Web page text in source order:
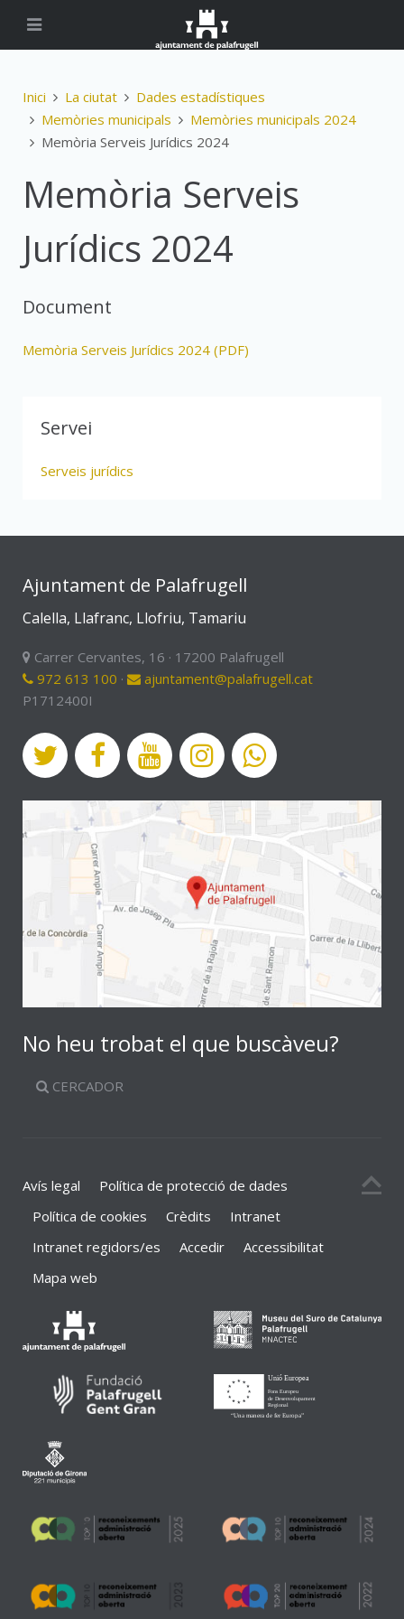
Inici La ciutat
Dades estadístiques
Memòries municipals
Memòries municipals 2024
Memòria Serveis Jurídics 2024
Memòria Serveis
Jurídics 2024
Document
Memòria Serveis Jurídics 2024 (PDF)
Servei
Serveis jurídics
Ajuntament de Palafrugell
Calella, Llafranc, Llofriu, Tamariu
Carrer Cervantes, 16 · 17200 Palafrugell
972 613 100 ·
ajuntament@palafrugell.cat
P1712400I
No heu trobat el que buscàveu?
CERCADOR
Avís legal
Política de protecció de dades
Política de cookies
Crèdits
Intranet
Intranet regidors/es
Accedir
Accessibilitat
Mapa web